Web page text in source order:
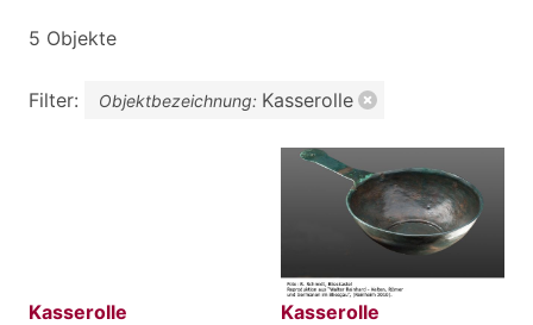
5 Objekte
Filter: Objektbezeichnung: Kasserolle
Kasserolle Kasserolle